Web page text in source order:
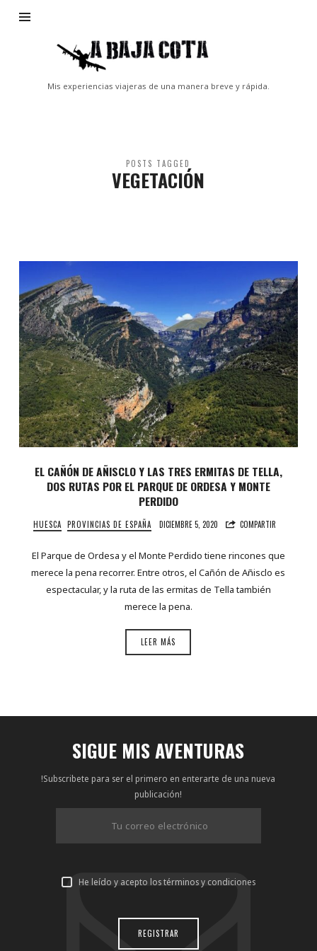
Baja
Cota
Mis experiencias viajeras de una manera breve y rápida.
POSTS TAGGED
VEGETACIÓN
EL CAÑÓN DE AÑISCLO Y LAS TRES ERMITAS DE TELLA,
DOS RUTAS POR EL PARQUE DE ORDESA Y MONTE
PERDIDO
HUESCA PROVINCIAS DE ESPAÑA DICIEMBRE 5, 2020 COMPARTIR
El Parque de Ordesa y el Monte Perdido tiene rincones que
merece la pena recorrer. Entre otros, el Cañón de Añisclo es
espectacular, y la ruta de las ermitas de Tella también
merece la pena.
LEER MÁS
SIGUE MIS AVENTURAS
!Subscribete para ser el primero en enterarte de una nueva
publicación!
He leído y acepto los términos y condiciones